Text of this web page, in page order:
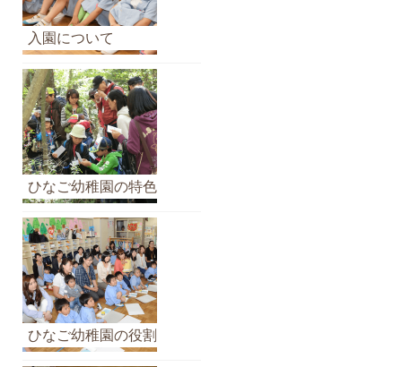
ー
カ
イ
ブ
入園について
ひなご幼稚園の特色
ひなご幼稚園の役割